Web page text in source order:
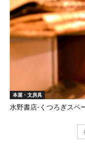
本屋・文房具
水野書店-くつろぎスペ